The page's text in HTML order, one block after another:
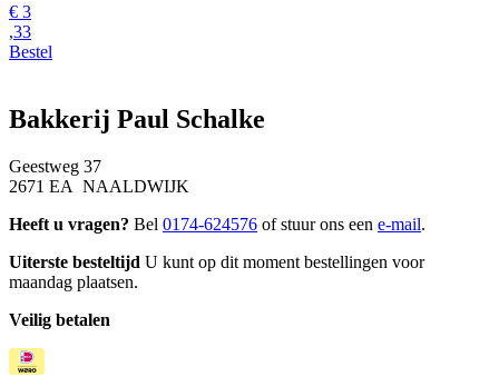
€ 3
,33
Bestel
Bakkerij Paul Schalke
Geestweg 37
2671 EA NAALDWIJK
Heeft u vragen? Bel 0174-624576 of stuur ons een e-mail.
Uiterste besteltijd U kunt op dit moment bestellingen voor
maandag plaatsen.
Veilig betalen